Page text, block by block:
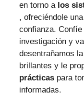
en torno a los
, ofreciéndole
confianza.
investigación y
desentrañamos
brillantes y le
prácticas para
informadas.